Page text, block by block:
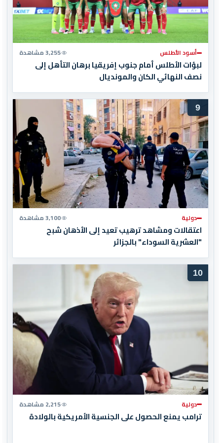
أسود الأطلس 3,255 مشاهدة
لبؤات الأطلس أمام جنوب إفريقيا برهان التأهل إلى
نصف النهائي الكان والمونديال
9
دولية 3,100 مشاهدة
اعتقالات ومشاهد ترهيب تعيد إلى الأذهان شبح
"العشرية السوداء" بالجزائر
10
دولية 2,215 مشاهدة
ترامب يمنع الحصول على الجنسية الأمريكية بالولادة